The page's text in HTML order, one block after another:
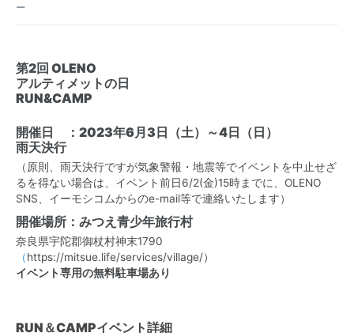
ー
第2回 OLENO
アルティメットの日
RUN&CAMP
開催日 ：2023年6月3日（土）～4日（日）
雨天決行
（原則、雨天決行ですが気象警報・地震等でイベントを中止せざ
るを得ない場合は、イベント前日6/2(金)15時までに、OLENO
SNS、イーモシコムからのe-mail等で連絡いたします）
開催場所：みつえ青少年旅行村
奈良県宇陀郡御杖村神末1790
（https://mitsue.life/services/village/）
イベント専用の無料駐車場あり
RUN＆CAMPイベント詳細